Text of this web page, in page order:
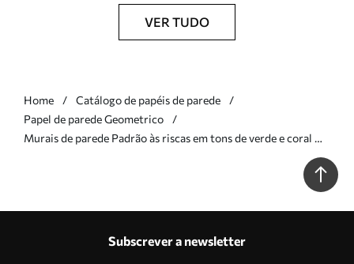
VER TUDO
Home
Catálogo de papéis de parede
Papel de parede Geometrico
Murais de parede Padrão às riscas em tons de verde e coral Nr.
Subscrever a newsletter